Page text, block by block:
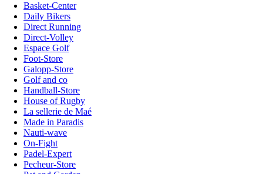
Basket-Center
Daily Bikers
Direct Running
Direct-Volley
Espace Golf
Foot-Store
Galopp-Store
Golf and co
Handball-Store
House of Rugby
La sellerie de Maé
Made in Paradis
Nauti-wave
On-Fight
Padel-Expert
Pecheur-Store